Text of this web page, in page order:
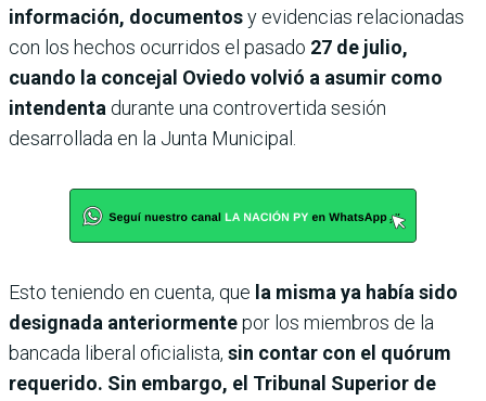
información, documentosy evidencias relacionadas
con los hechos ocurridos el pasado 27 de julio,
cuando la concejal Oviedo volvió a asumir como
intendenta durante una controvertida sesión
desarrollada en la Junta Municipal.
Esto teniendo en cuenta, que la misma ya había sido
designada anteriormentepor los miembros de la
bancada liberal oficialista, sin contar con el quórum
requerido. Sin embargo, el Tribunal Superior de